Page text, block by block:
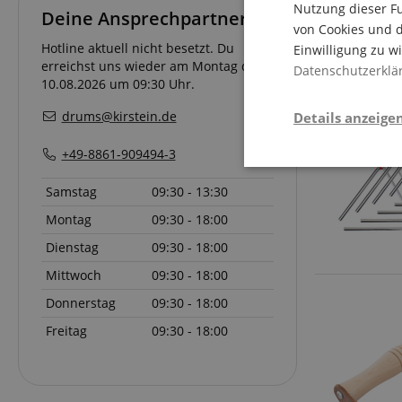
Deine Ansprechpartner
Hotline aktuell nicht besetzt. Du
erreichst uns wieder am Montag den
10.08.2026 um 09:30 Uhr.
drums@kirstein.de
+49-8861-909494-3
Samstag
09:30 - 13:30
Montag
09:30 - 18:00
Dienstag
09:30 - 18:00
Mittwoch
09:30 - 18:00
Donnerstag
09:30 - 18:00
Freitag
09:30 - 18:00
Nutzung dieser
von Cookies und
Einwilligung zu
Details
Statistik-Cookies
nicht verwendet